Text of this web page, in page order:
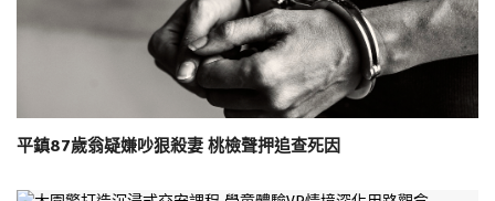
平鎮87歲翁疑嫌吵狠殺妻 桃檢聲押追查死因